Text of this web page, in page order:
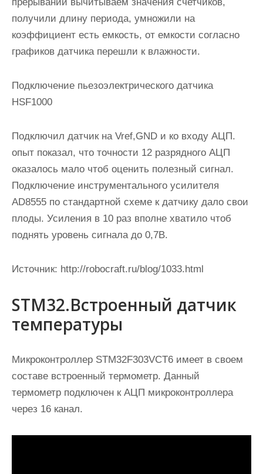
получили длину периода, умножили на
коэффициент есть емкость, от емкости согласно
графиков датчика перешли к влажности.
Подключение пьезоэлектрического датчика
HSF1000
Подключил датчик на Vref,GND и ко входу АЦП.
опыт показал, что точности 12 разрядного АЦП
оказалось мало чтоб оценить полезный сигнал.
Подключение инструментального усилителя
AD8555 по стандартной схеме к датчику дало свои
плоды. Усиления в 10 раз вполне хватило чтоб
поднять уровень сигнала до 0,7В.
Источник: http://robocraft.ru/blog/1033.html
STM32.Встроенный датчик
температуры
Микроконтроллер STM32F303VCT6 имеет в своем
составе встроенный термометр. Данный
термометр подключен к АЦП микроконтроллера
через 16 канал.